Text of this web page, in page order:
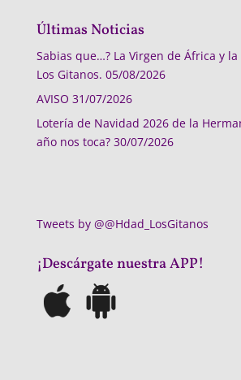
Últimas Noticias
Sabias que…? La Virgen de África y
Los Gitanos. 05/08/2026
AVISO 31/07/2026
Lotería de Navidad 2026 de la
año nos toca? 30/07/2026
Tweets by @@Hdad_LosGitanos
¡Descárgate nuestra APP!